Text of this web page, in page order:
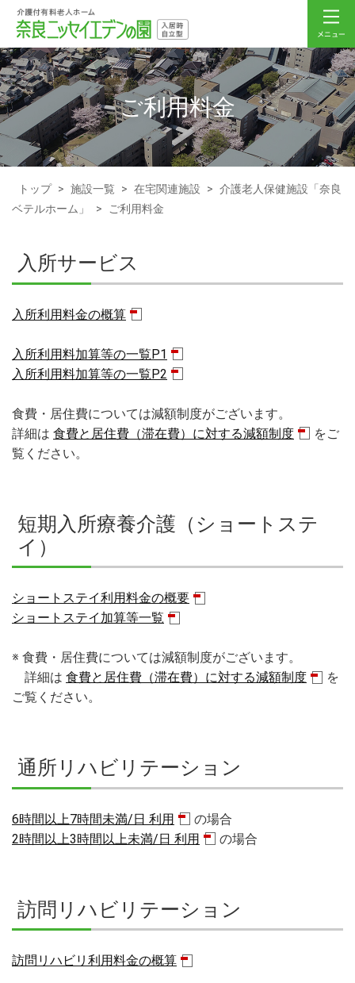
ご利用料金
トップ > 施設一覧 > 在宅関連施設 > 介護老人保健施設「奈良
ベテルホーム」
> ご利用料金
入所サービス
入所利用料金の概算
入所利用料加算等の一覧P1
入所利用料加算等の一覧P2
食費・居住費については減額制度がございます。
詳細は 食費と居住費（滞在費）に対する減額制度
をご
覧ください。
短期入所療養介護（ショートステ
イ）
ショートステイ利用料金の概要
ショートステイ加算等一覧
※ 食費・居住費については減額制度がございます。
詳細は 食費と居住費（滞在費）に対する減額制度
を
ご覧ください。
通所リハビリテーション
6時間以上7時間未満/日 利用
の場合
2時間以上3時間以上未満/日 利用
の場合
訪問リハビリテーション
訪問リハビリ利用料金の概算